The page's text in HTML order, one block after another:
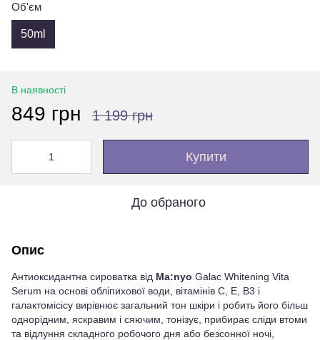
Об'єм
50ml
В наявності
849 грн 1 199 грн
Купити
До обраного
Опис
Антиоксидантна сироватка від Ma:nyo Galac Whitening Vita
Serum на основі обліпихової води, вітамінів С, Е, В3 і
галактомісісу вирівнює загальний тон шкіри і робить його більш
однорідним, яскравим і сяючим, тонізує, прибирає сліди втоми
та відлуння складного робочого дня або безсонної ночі,